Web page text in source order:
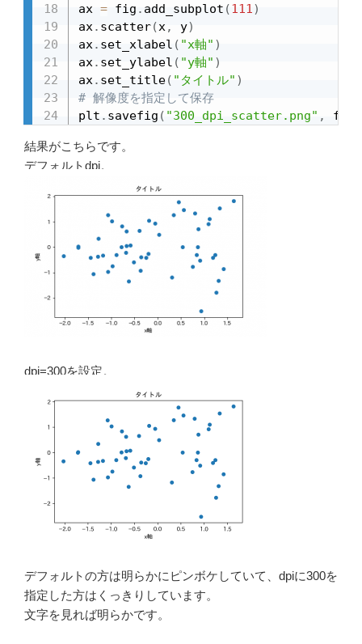
ax = fig . add_subplot (111)
ax. scatter(x, y)
ax. set_xlabel ( "x軸" )
ax. set_ylabel ( "y軸" )
ax. set_title( "タイトル" )
# 解像度を指定して保存
plt . savefig ( "300_dpi_scatter.png" ,
結果がこちらです。
デフォルトdpi。
dpi=300を設定。
デフォルトの方は明らかにピンボケしていて、dpiに300を
指定した方はくっきりしています。
文字を見れば明らかです。